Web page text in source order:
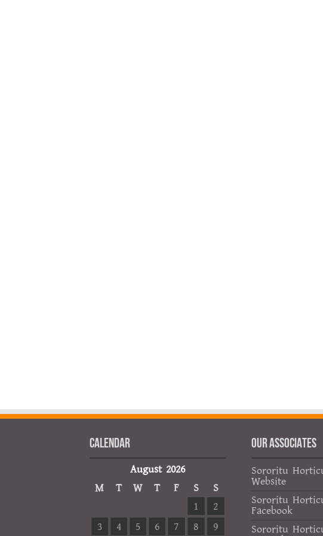
Calendar
August 2026
M
T W T F S
S
1
2
3
4 5 6 7 8 9
OUR ASSOCIATES
Sororitu
Website
Sororitu
Facebook
Sororitu